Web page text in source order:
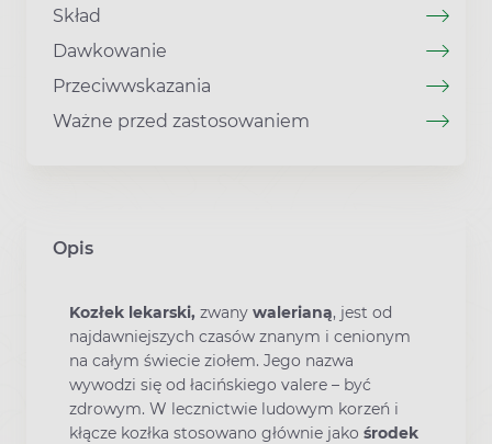
Skład
Dawkowanie
Przeciwwskazania
Ważne przed zastosowaniem
Opis
Kozłek lekarski, zwany walerianą, jest od
najdawniejszych czasów znanym i cenionym
na całym świecie ziołem. Jego nazwa
wywodzi się od łacińskiego valere – być
zdrowym. W lecznictwie ludowym korzeń i
kłącze kozłka stosowano głównie jako środek